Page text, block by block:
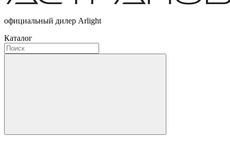
официальный дилер Arlight
Каталог